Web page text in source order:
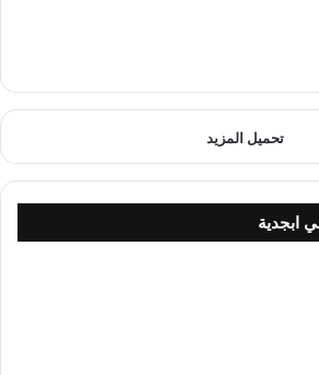
تحميل المزيد
ابجدية